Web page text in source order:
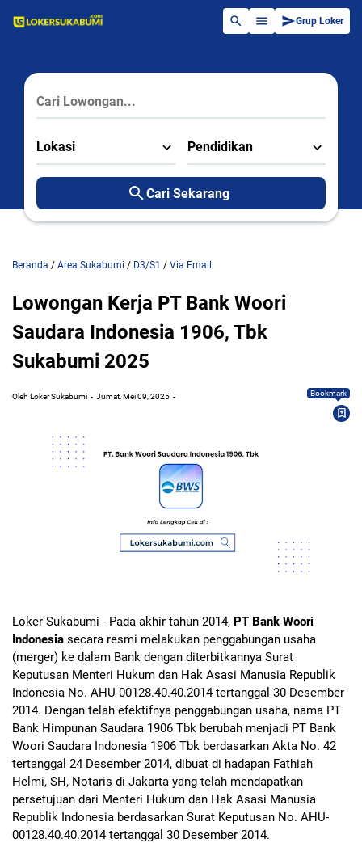
Grup Loker
Lokasi Pendidikan
Cari Sekarang
Beranda / Area Sukabumi / D3/S1 / Via Email
Lowongan Kerja PT Bank Woori
Saudara Indonesia 1906, Tbk
Sukabumi 2025
Oleh Loker Sukabumi Jumat, Mei 09, 2025 Bookmark
Loker Sukabumi - Pada akhir tahun 2014, PT Bank Woori
Indonesia secara resmi melakukan penggabungan usaha
(merger) ke dalam Bank dengan diterbitkannya Surat
Keputusan Menteri Hukum dan Hak Asasi Manusia Republik
Indonesia No. AHU-00128.40.40.2014 tertanggal 30 Desember
2014. Dengan telah efektifnya penggabungan usaha, nama PT
Bank Himpunan Saudara 1906 Tbk berubah menjadi PT Bank
Woori Saudara Indonesia 1906 Tbk berdasarkan Akta No. 42
tertanggal 24 Desember 2014, dibuat di hadapan Fathiah
Helmi, SH, Notaris di Jakarta yang telah mendapatkan
persetujuan dari Menteri Hukum dan Hak Asasi Manusia
Republik Indonesia berdasarkan Surat Keputusan No. AHU-
00128.40.40.2014 tertanggal 30 Desember 2014.